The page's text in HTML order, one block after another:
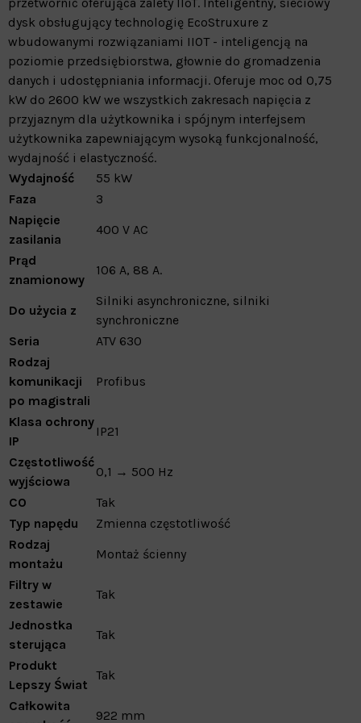
dysk obsługujący technologię EcoStruxure z
wbudowanymi rozwiązaniami IIOT - inteligencją na
poziomie przedsiębiorstwa, głownie do gromadzenia
danych i udostępniania informacji. Oferuje moc od 0,75
kW do 2600 kW we wszystkich zakresach napięcia z
przyjaznym dla użytkownika i spójnym interfejsem
użytkownika zapewniającym wysoką funkcjonalność,
wydajność i elastyczność.
Wydajność
55 kW
Faza
3
Napięcie
zasilania
400 V AC
Prąd
znamionowy
106 A, 88 A.
Do użycia z
Silniki asynchroniczne, silniki
synchroniczne
Seria
ATV 630
Rodzaj
komunikacji
po magistrali
Profibus
Klasa ochrony
IP
IP21
Częstotliwość
wyjściowa
0,1 → 500 Hz
CO
Tak
Typ napędu
Zmienna częstotliwość
Rodzaj
montażu
Montaż ścienny
Filtry w
zestawie
Tak
Jednostka
sterująca
Tak
Produkt
Lepszy Świat
Tak
Całkowita
922 mm